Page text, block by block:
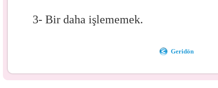
3- Bir daha işlememek.
Geridön